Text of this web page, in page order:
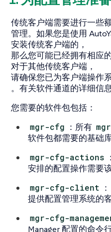
传统客户端需要进行一些
管理。如果您是使用
安装传统客户端的，
那么您可能已经拥有相应的
对于其他传统客户端，
请确保您已为客户端操作
。有关软件通道的详细信
您需要的软件包包括：
mgr-cfg ：所有
软件包都需要的基础
mgr-cfg-actions
安排的配置操作需要
mgr-cfg-client ：
提供配置管理系统的
mgr-cfg-
Manager 配置的命令